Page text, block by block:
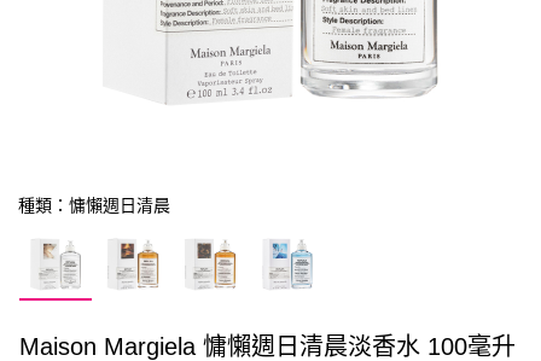
種類：慵懶週日清晨
Maison Margiela 慵懶週日清晨淡香水 100毫升